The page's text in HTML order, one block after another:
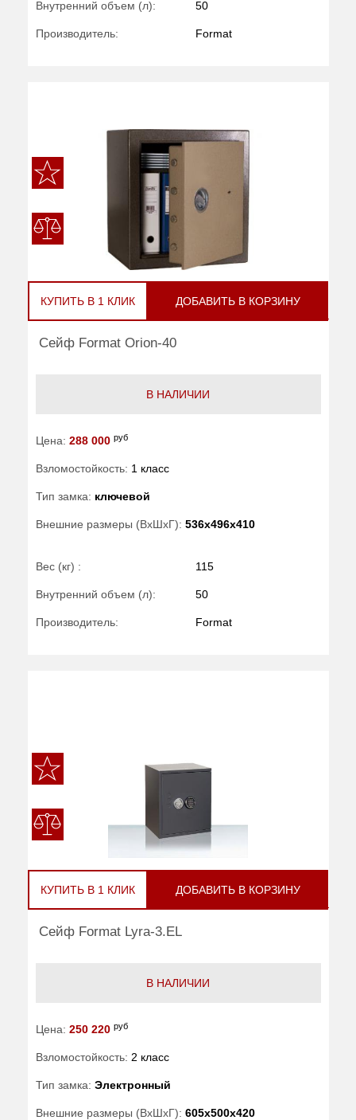
Внутренний объем (л): 50
Производитель: Format
КУПИТЬ В 1 КЛИК ДОБАВИТЬ В КОРЗИНУ
Сейф Format Orion-40
В НАЛИЧИИ
Цена: 288 000 руб
Взломостойкость: 1 класс
Тип замка: ключевой
Внешние размеры (ВхШхГ): 536x496x410
Вес (кг) : 115
Внутренний объем (л): 50
Производитель: Format
КУПИТЬ В 1 КЛИК ДОБАВИТЬ В КОРЗИНУ
Сейф Format Lyra-3.EL
В НАЛИЧИИ
Цена: 250 220 руб
Взломостойкость: 2 класс
Тип замка: Электронный
Внешние размеры (ВхШхГ): 605x500x420